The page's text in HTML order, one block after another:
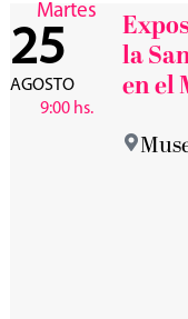
Martes
25
AGOSTO
9:00 hs.
la
en el